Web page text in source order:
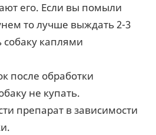
его. Если вы помыли
то лучше выждать 2-3
собаку каплями
после обработки
не купать.
препарат в зависимости